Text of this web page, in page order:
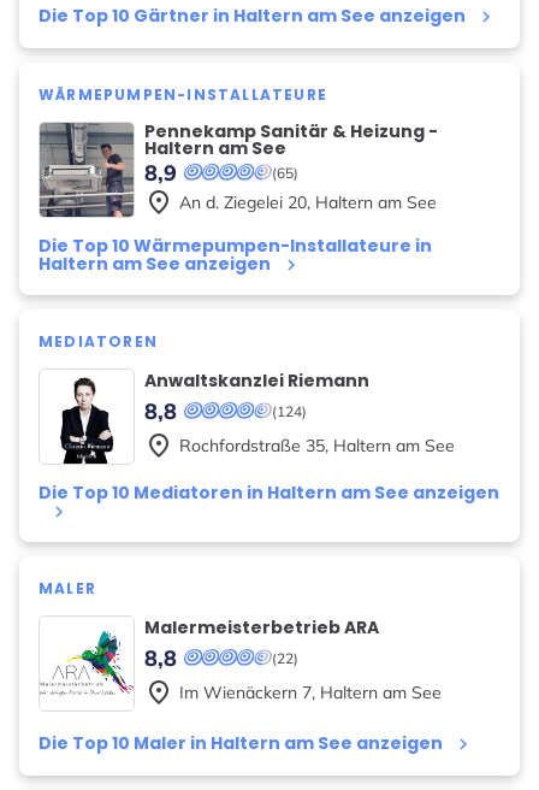
Die Top 10 Gärtner in Haltern am See anzeigen keyboard_arrow_right
WÄRMEPUMPEN-INSTALLATEURE
Pennekamp Sanitär & Heizung -
Haltern am See
(65)
8,9
Die Top 10 Wärmepumpen-Installateure in
Haltern am See anzeigen keyboard_arrow_right
place An d. Ziegelei 20, Haltern am See
MEDIATOREN
Anwaltskanzlei Riemann
(124)
8,8
Die Top 10 Mediatoren in Haltern am See anzeigen
keyboard_arrow_right
place Rochfordstraße 35, Haltern am See
MALER
Malermeisterbetrieb ARA
(22)
8,8
Die Top 10 Maler in Haltern am See anzeigen keyboard_arrow_right
place Im Wienäckern 7, Haltern am See